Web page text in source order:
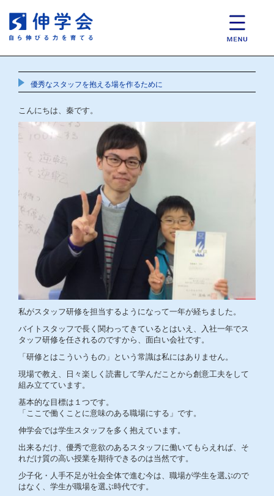
優秀なスタッフを抱える場を作るために
こんにちは、秦です。
私がスタッフ研修を担当するようになって一年が経ちました。
バイトスタッフで長く関わってきているとはいえ、入社一年でス
タッフ研修を任されるのですから、面白い会社です。
「研修とはこういうもの」という常識は私にはありません。
現場で教え、日々楽しく読書して学んだことから創意工夫をして
組み立てています。
基本的な目標は１つです。
「ここで働くことに意味のある職場にする」です。
伸学会では学生スタッフを多く抱えています。
出来るだけ、優秀で意欲のあるスタッフに働いてもらえれば、そ
れだけ質の高い授業を期待できるのは当然です。
少子化・人手不足が社会全体で進む今は、職場が学生を選ぶので
はなく、学生が職場を選ぶ時代です。